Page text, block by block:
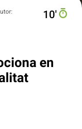
10′
en